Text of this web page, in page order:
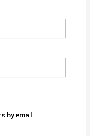
by email.